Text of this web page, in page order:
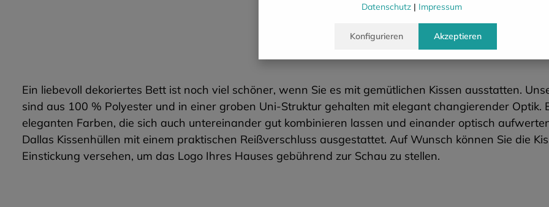
Beschreibung Eigenschaften
Ein liebevoll dekoriertes Bett ist noch viel schöner, wenn Sie es mit gemütlichen Kissen ausstatten.
sind aus 100 % Polyester und in einer groben Uni-Struktur gehalten mit elegant changierender Optik.
eleganten Farben, die sich auch untereinander gut kombinieren lassen und einander optisch
Dallas Kissenhüllen mit einem praktischen Reißverschluss ausgestattet. Auf Wunsch können Sie die
Einstickung versehen, um das Logo Ihres Hauses gebührend zur Schau zu stellen.
Datenschutz | Impressum
Konfigurieren Akzeptieren